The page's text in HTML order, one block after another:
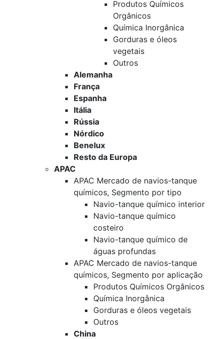
Produtos Químicos
Orgânicos
Química Inorgânica
Gorduras e óleos
vegetais
Outros
Alemanha
França
Espanha
Itália
Rússia
Nórdico
Benelux
Resto da Europa
APAC
APAC Mercado de navios-tanque
químicos, Segmento por tipo
Navio-tanque químico interior
Navio-tanque químico
costeiro
Navio-tanque químico de
águas profundas
APAC Mercado de navios-tanque
químicos, Segmento por aplicação
Produtos Químicos Orgânicos
Química Inorgânica
Gorduras e óleos vegetais
Outros
China